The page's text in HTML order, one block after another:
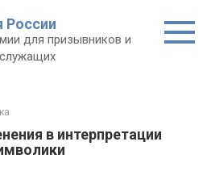
России
для призывников и
в интерпретации